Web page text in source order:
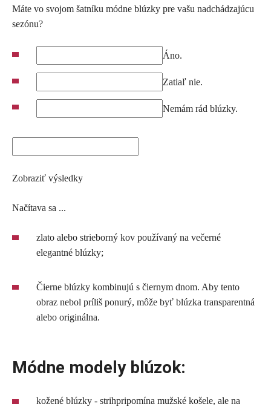
Máte vo svojom šatníku módne blúzky pre vašu nadchádzajúcu
sezónu?
Áno.
Zatiaľ nie.
Nemám rád blúzky.
Zobraziť výsledky
Načítava sa ...
zlato alebo strieborný kov používaný na večerné
elegantné blúzky;
Čierne blúzky kombinujú s čiernym dnom. Aby tento
obraz nebol príliš ponurý, môže byť blúzka transparentná
alebo originálna.
Módne modely blúzok:
kožené blúzky - strihpripomína mužské košele, ale na